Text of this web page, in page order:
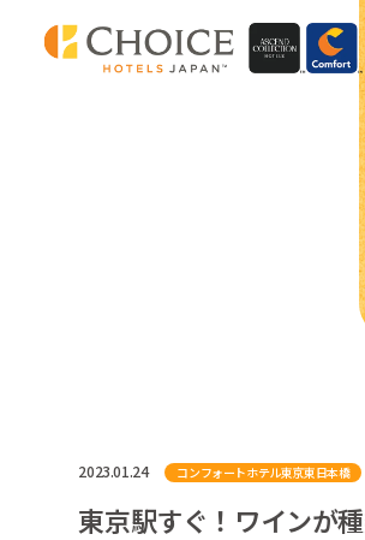
2023.01.24 コンフォートホテル東京東日本橋
東京駅すぐ！ワインが